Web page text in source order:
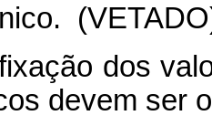
dos
devem ser